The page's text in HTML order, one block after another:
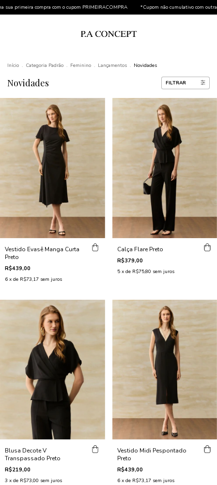
*Cupom não cumulativo com outras promoções FRETE GRÁTIS a partir
Início . Categoria Padrão . Feminino . Lançamentos . Novidades
Novidades FILTRAR
Vestido Evasê Manga Curta
Preto
R$439,00
6 x de R$73,17 sem juros
Calça Flare Preto
R$379,00
5 x de R$75,80 sem juros
Blusa Decote V
Transpassado Preto
R$219,00
3 x de R$73,00 sem juros
Vestido Midi Pespontado
Preto
R$439,00
6 x de R$73,17 sem juros